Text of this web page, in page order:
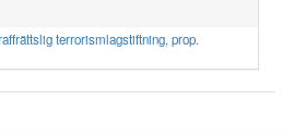
terrorismlagstiftning, prop.